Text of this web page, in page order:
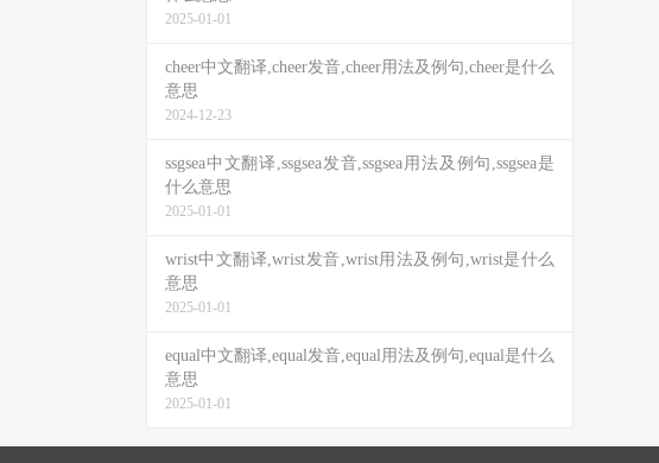
2025-01-01
cheer中文翻译,cheer发音,cheer用法及例句,cheer是什么
意思
2024-12-23
ssgsea中文翻译,ssgsea发音,ssgsea用法及例句,ssgsea是
什么意思
2025-01-01
wrist中文翻译,wrist发音,wrist用法及例句,wrist是什么
意思
2025-01-01
equal中文翻译,equal发音,equal用法及例句,equal是什么
意思
2025-01-01